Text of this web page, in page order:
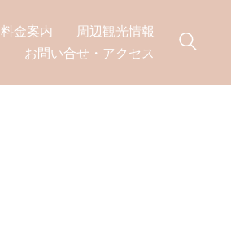
料金案内
周辺観光情報
お問い合せ・アクセス